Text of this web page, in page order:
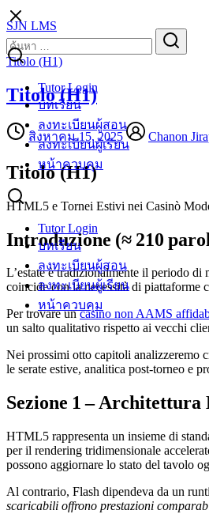
Skip
to
content
SJN LMS
Tutor Login
บทเรียน
ลงทะเบียนผู้สอน
ลงทะเบียนผู้เรียน
หน้าควบคุม
Tutor Login
บทเรียน
ลงทะเบียนผู้สอน
ลงทะเบียนผู้เรียน
หน้าควบคุม
Search
for:
Titolo (H1)
Titolo (H1)
สิงหาคม 15, 2025 Chanon
Titolo (H1)
HTML5 e Tornei Estivi nei Casinò
Introduzione (≈ 210
L’estate è tradizionalmente il periodo
coincide con la necessità di piattaforme
Per trovare uncasino non AAMS
un salto qualitativo rispetto ai vecchi
Nei prossimi otto capitoli analizzeremo
le serate estive, analitica post‑torneo e
Sezione 1 – Architettura
HTML5 rappresenta un insieme di
per il rendering tridimensionale
possono aggiornare lo stato del tavolo
Al contrario, Flash dipendeva da un
scaricabili offrono prestazioni